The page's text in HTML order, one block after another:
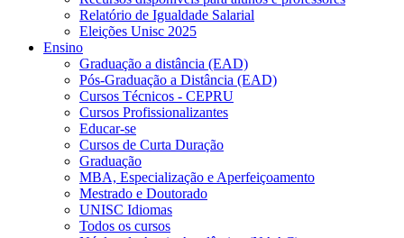
Relatório de Igualdade Salarial
Eleições Unisc 2025
Ensino
Graduação a distância (EAD)
Pós-Graduação a Distância (EAD)
Cursos Técnicos - CEPRU
Cursos Profissionalizantes
Educar-se
Cursos de Curta Duração
Graduação
MBA, Especialização e Aperfeiçoamento
Mestrado e Doutorado
UNISC Idiomas
Todos os cursos